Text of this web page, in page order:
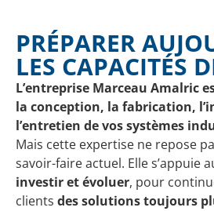
PRÉPARER
LES CAPACITÉS
L’entreprise Marceau Amalric
la conception, la fabrication,
l’entretien de vos systèmes
Mais cette expertise ne repose
savoir-faire actuel. Elle s’appuie
investir et évoluer, pour
clients des solutions toujours